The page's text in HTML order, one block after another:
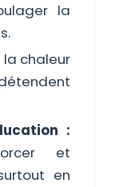
la
la chaleur
:
et
en